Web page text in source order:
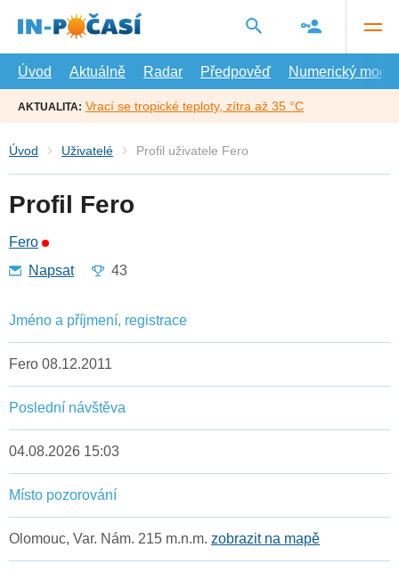
hlavní
Úvod
Aktuálně Radar Předpověď Numerický model
AKTUALITA: Vrací se tropické teploty, zítra až 35 °C
Úvod Uživatelé Profil uživatele Fero
Profil Fero
Fero
Napsat
43
Jméno a příjmení, registrace
Fero 08.12.2011
Poslední návštěva
04.08.2026 15:03
Místo pozorování
Olomouc, Var. Nám. 215 m.n.m. zobrazit na mapě